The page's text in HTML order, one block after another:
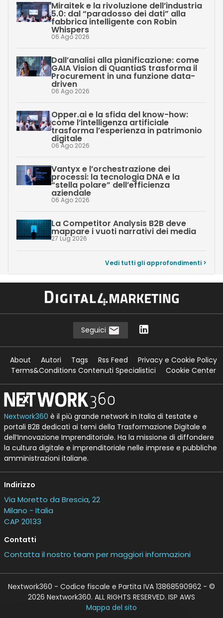
Miraitek e la rivoluzione dell’industria
5.0: dal “paradosso dei dati” alla
fabbrica intelligente con Robin
Whispers
06 Ago 2026
Dall’analisi alla pianificazione: come
GAIA Vision di QuantiaS trasforma il
Procurement in una funzione data-
driven
06 Ago 2026
Opper.ai e la sfida del know-how:
come l’intelligenza artificiale
trasforma l’esperienza in patrimonio
digitale
06 Ago 2026
Vantyx e l’orchestrazione dei
processi: la tecnologia DNA e la
“stella polare” dell’efficienza
aziendale
06 Ago 2026
La Competitor Analysis B2B deve
mappare i vuoti narrativi dei media
27 Lug 2026
Vedi tutti gli approfondimenti >
Seguici
About Autori Tags Rss Feed
Privacy e Cookie Policy
Terms&Conditions Contenuti Specialistici
Cookie Center
Nextwork360 è il più grande network in Italia di testate e
portali B2B dedicati ai temi della Trasformazione Digitale e
dell’Innovazione Imprenditoriale. Ha la missione di diffondere
la cultura digitale e imprenditoriale nelle imprese e pubbliche
amministrazioni italiane.
Indirizzo
Via Moretto da Brescia, 22
Milano - Italia
CAP 20133
Contatti
Contatta il nostro team per maggiori informazioni
Nextwork360 - Codice fiscale e Partita IVA 13868590962 - ©
2026 Nextwork360. ALL RIGHTS RESERVED. ISP AWS
Mappa del sito